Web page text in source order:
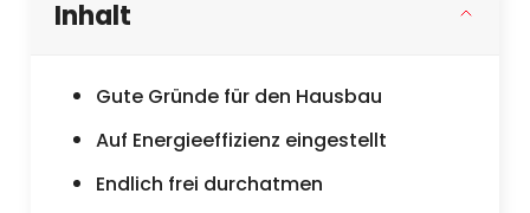
Inhalt
Gute Gründe für den Hausbau
Auf Energieeffizienz eingestellt
Endlich frei durchatmen